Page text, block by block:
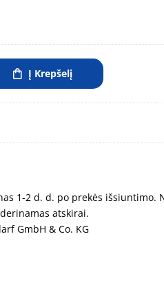
Į Krepšelį
1-2 d. d. po prekės išsiuntimo.
atskirai.
GmbH & Co. KG